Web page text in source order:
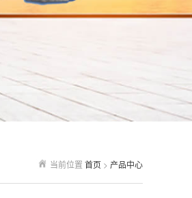
当前位置 首页 > 产品中心